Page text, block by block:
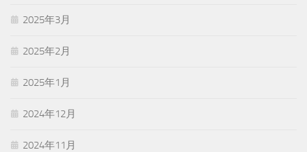
2025年3月
2025年2月
2025年1月
2024年12月
2024年11月